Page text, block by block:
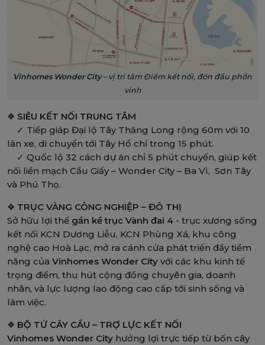
Xem toàn màn hình
Vinhomes Wonder City– vị trí tâm Điểm kết nối, đón đầu phồn
vinh
❖ SIÊU KẾT NỐI TRUNG TÂM
✓ Tiếp giáp Đại lộ Tây Thăng Long rộng 60m với 10
làn xe, di chuyển tới Tây Hồ chỉ trong 15 phút.
✓ Quốc lộ 32 cách dự án chỉ 5 phút chuyển, giúp kết
nối liền mạch Cầu Giấy – Wonder City – Ba Vì, Sơn Tây
và Phú Thọ.
❖ TRỤC VÀNG CÔNG NGHIỆP – ĐÔ THỊ
Sở hữu lợi thế gần kề trục Vành đai 4 - trục xương sống
kết nối KCN Dương Liễu, KCN Phùng Xá, khu công
nghệ cao Hoà Lạc, mở ra cánh cửa phát triển đầy tiềm
năng của Vinhomes Wonder City với các khu kinh tế
trọng điểm, thu hút cộng đồng chuyên gia, doanh
nhân, và lực lượng lao động cao cấp tới sinh sống và
làm việc.
❖ BỘ TỨ CÂY CẦU – TRỢ LỰC KẾT NỐI
Vinhomes Wonder City hưởng lợi trực tiếp từ bốn cây